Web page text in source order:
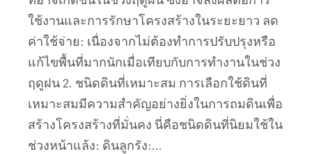
ใช้งานและการรักษาโครงสร้างในระยะยาว ลด
ค่าใช้จ่าย: เนื่องจากไม่ต้องทำการปรับปรุงหรือ
แก้ไขพื้นที่มากนักเมื่อเทียบกับการทำงานในช่วง
ฤดูฝน 2. ชนิดดินที่เหมาะสม การเลือกใช้ดินที่
เหมาะสมมีความสำคัญอย่างยิ่งในการถมดินเพื่อ
สร้างโครงสร้างที่มั่นคง นี่คือชนิดดินที่นิยมใช้ใน
ช่วงหน้าแล้ง: ดินลูกรัง:…